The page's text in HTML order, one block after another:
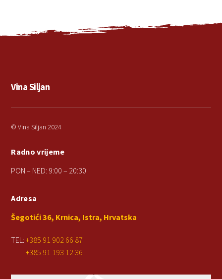
Vina Siljan
© Vina Siljan 2024
Radno vrijeme
PON – NED: 9:00 – 20:30
Adresa
Šegotići 36, Krnica, Istra, Hrvatska
TEL:+385 91 902 66 87
+385 91 193 12 36